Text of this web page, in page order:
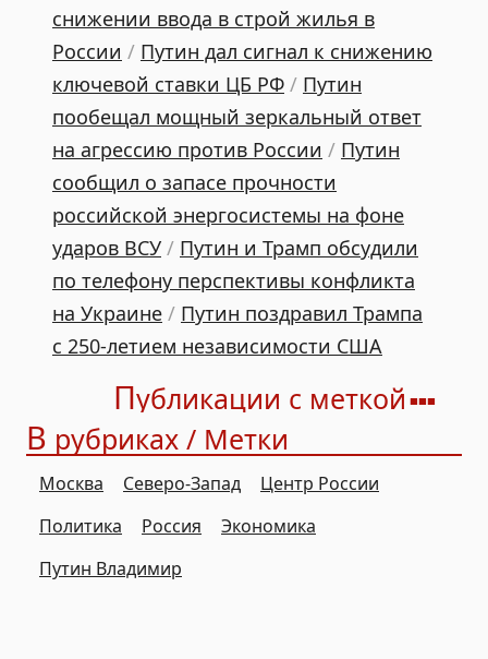
снижении ввода в строй жилья в
России / Путин дал сигнал к снижению
ключевой ставки ЦБ РФ / Путин
пообещал мощный зеркальный ответ
на агрессию против России / Путин
сообщил о запасе прочности
российской энергосистемы на фоне
ударов ВСУ / Путин и Трамп обсудили
по телефону перспективы конфликта
на Украине / Путин поздравил Трампа
с 250-летием независимости США
Публикации с меткой
В рубриках / Метки
Москва Северо-Запад
Центр России
Политика
Россия
Экономика
Путин Владимир